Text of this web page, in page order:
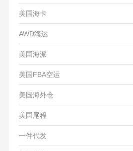
美国海卡
AWD海运
美国海派
美国FBA空运
美国海外仓
美国尾程
一件代发